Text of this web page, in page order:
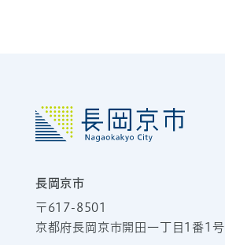
長岡京市
〒617-8501
京都府長岡京市開田一丁目1番1号